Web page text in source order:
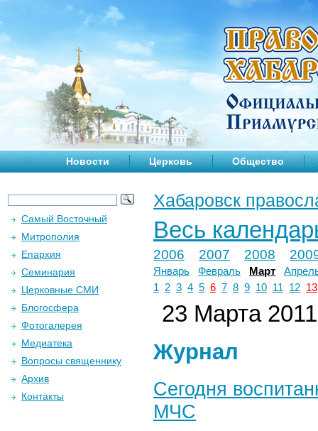
Новости Церковь Общество
Хабаровск
Весь
2006 2007 2008
Январь Февраль Март
1
2 3 4 5 6 7 8 9 10 11 12 13
23 Марта 2011
Журнал
Сегодня
МЧС
Самый Восточный
Митрополия
Епархия
Семинария
Церковные СМИ
Блогосфера
Фотогалерея
Медиатека
Вопросы священнику
Архив
Контакты